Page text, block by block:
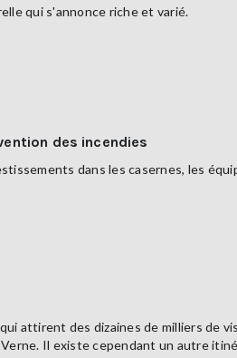
qui s'annonce riche et varié.
des incendies
dans les casernes, les
attirent des dizaines de milliers de
Il existe cependant un autre